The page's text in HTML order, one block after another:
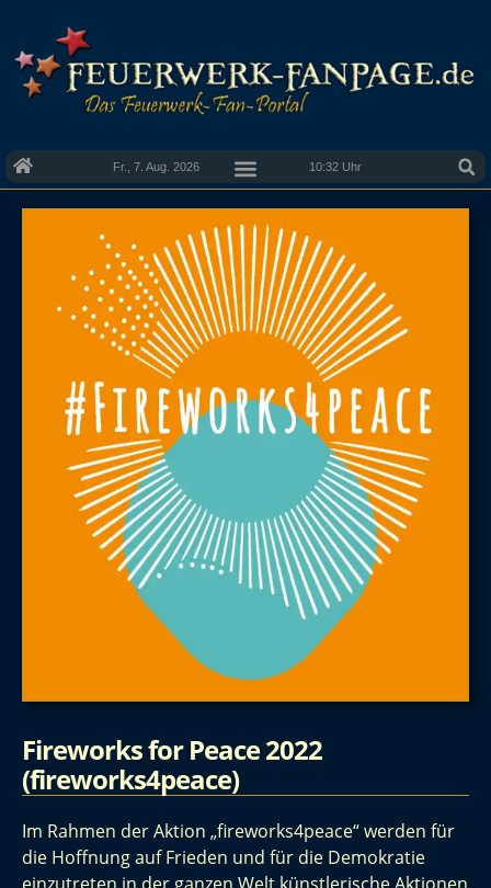
Fr., 7. Aug. 2026 10:32 Uhr
Fireworks for Peace 2022
(fireworks4peace)
Im Rahmen der Aktion „fireworks4peace“ werden für
die Hoffnung auf Frieden und für die Demokratie